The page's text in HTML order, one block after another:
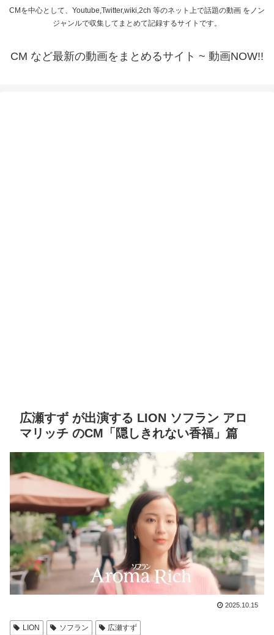
CMを中心として、Youtube,Twitter,wiki,2ch 等のネット上で話題の動画 をノン
ジャンルで収集してまとめて記録するサイトです。
CM など最新の動画をまとめるサイト ~ 動画NOW!!
広瀬すず が出演する LION ソフラン アロ
マリッチ のCM「隠しきれない香福」篇
2025.10.15
LION ソフラン 広瀬すず